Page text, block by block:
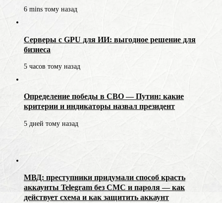
6 mins тому назад
Серверы с GPU для ИИ: выгодное решение для
бизнеса
5 часов тому назад
Определение победы в СВО — Путин: какие
критерии и индикаторы назвал президент
5 дней тому назад
МВД: преступники придумали способ красть
аккаунты Telegram без СМС и пароля — как
действует схема и как защитить аккаунт